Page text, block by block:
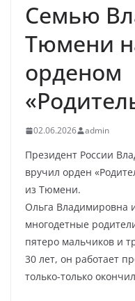
Семью
Тюмени
орденом
02.06.2026 admin
Президент России
вручил орден
из Тюмени.
Ольга Владимировна
многодетные
пятеро мальчиков и
30 лет, он работает
только-только